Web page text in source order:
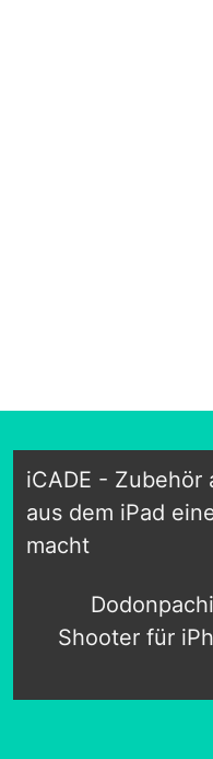
iCADE - Zubehör
aus dem iPad
macht
Shooter für